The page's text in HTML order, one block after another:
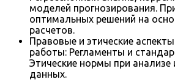
моделей прогнозирования.
оптимальных решений на
расчетов.
Правовые и этические
работы: Регламенты и
Этические нормы при анализе
данных.